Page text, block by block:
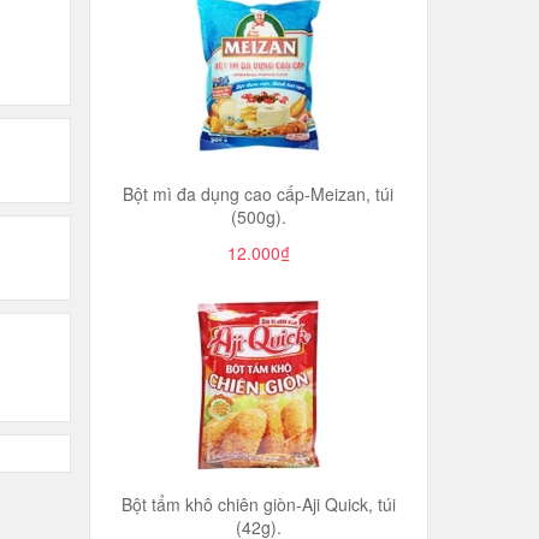
Bột mì đa dụng cao cấp-Meizan, túi
(500g).
12.000₫
Bột tẩm khô chiên giòn-Aji Quick, túi
(42g).